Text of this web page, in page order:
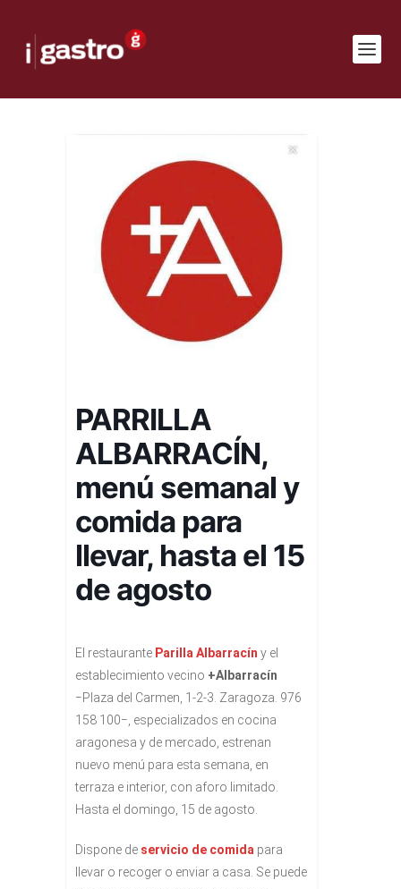
PARRILLA
ALBARRACÍN,
menú semanal y
comida para
llevar, hasta el 15
de agosto
El restaurante Parilla Albarracín y el
establecimiento vecino +Albarracín
−Plaza del Carmen, 1-2-3. Zaragoza. 976
158 100−, especializados en cocina
aragonesa y de mercado, estrenan
nuevo menú para esta semana, en
terraza e interior, con aforo limitado.
Hasta el domingo, 15 de agosto.
Dispone de servicio de comida para
llevar o recoger o enviar a casa. Se puede